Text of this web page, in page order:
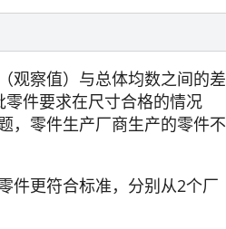
观察值）与总体均数之间的差
件要求在尺寸合格的情况
，零件生产厂商生产的零件不
件更符合标准，分别从2个厂